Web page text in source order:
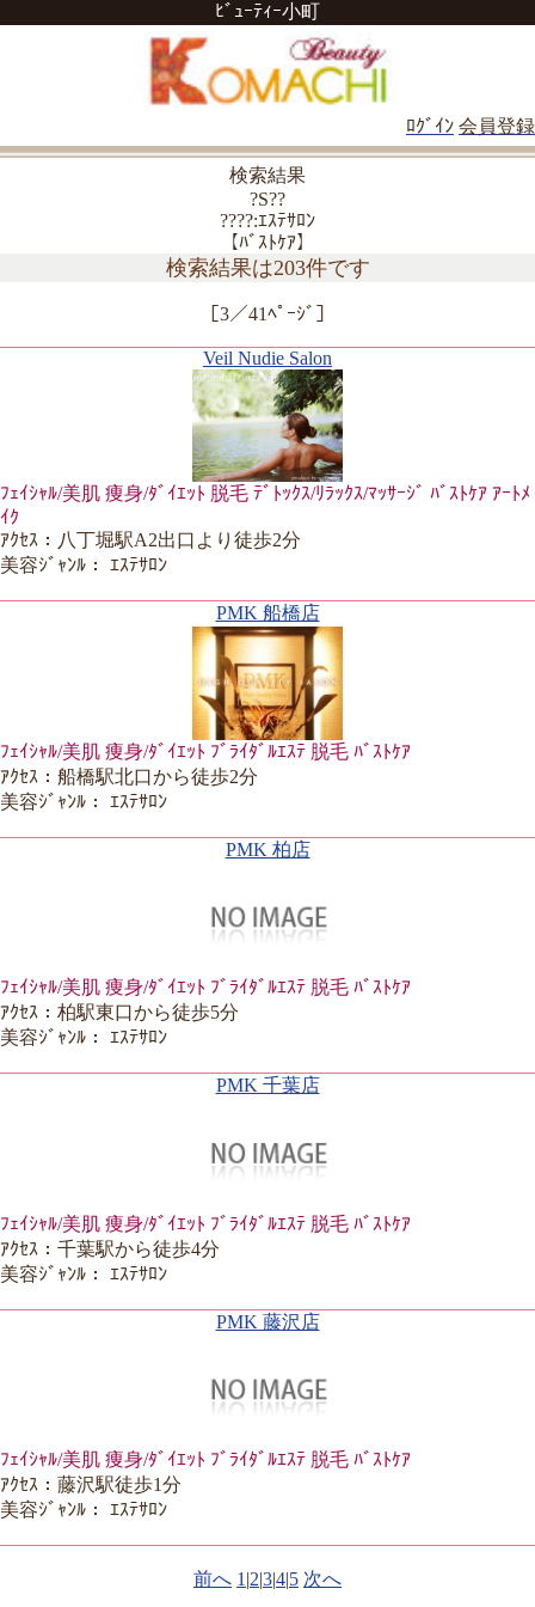
ﾋﾞｭｰﾃｨｰ小町
ﾛｸﾞｲﾝ 会員登録
検索結果
?S??
????:ｴｽﾃｻﾛﾝ
【ﾊﾞｽﾄｹｱ】
検索結果は203件です
［3／41ﾍﾟｰｼﾞ］
Veil Nudie Salon
ﾌｪｲｼｬﾙ/美肌 痩身/ﾀﾞｲｴｯﾄ 脱毛 ﾃﾞﾄｯｸｽ/ﾘﾗｯｸｽ/ﾏｯｻｰｼﾞ ﾊﾞｽﾄｹｱ ｱｰﾄﾒ
ｲｸ
ｱｸｾｽ：八丁堀駅A2出口より徒歩2分
美容ｼﾞｬﾝﾙ： ｴｽﾃｻﾛﾝ
PMK 船橋店
ﾌｪｲｼｬﾙ/美肌 痩身/ﾀﾞｲｴｯﾄ ﾌﾞﾗｲﾀﾞﾙｴｽﾃ 脱毛 ﾊﾞｽﾄｹｱ
ｱｸｾｽ：船橋駅北口から徒歩2分
美容ｼﾞｬﾝﾙ： ｴｽﾃｻﾛﾝ
PMK 柏店
ﾌｪｲｼｬﾙ/美肌 痩身/ﾀﾞｲｴｯﾄ ﾌﾞﾗｲﾀﾞﾙｴｽﾃ 脱毛 ﾊﾞｽﾄｹｱ
ｱｸｾｽ：柏駅東口から徒歩5分
美容ｼﾞｬﾝﾙ： ｴｽﾃｻﾛﾝ
PMK 千葉店
ﾌｪｲｼｬﾙ/美肌 痩身/ﾀﾞｲｴｯﾄ ﾌﾞﾗｲﾀﾞﾙｴｽﾃ 脱毛 ﾊﾞｽﾄｹｱ
ｱｸｾｽ：千葉駅から徒歩4分
美容ｼﾞｬﾝﾙ： ｴｽﾃｻﾛﾝ
PMK 藤沢店
ﾌｪｲｼｬﾙ/美肌 痩身/ﾀﾞｲｴｯﾄ ﾌﾞﾗｲﾀﾞﾙｴｽﾃ 脱毛 ﾊﾞｽﾄｹｱ
ｱｸｾｽ：藤沢駅徒歩1分
美容ｼﾞｬﾝﾙ： ｴｽﾃｻﾛﾝ
前へ 1 |2|3|4|5 次へ